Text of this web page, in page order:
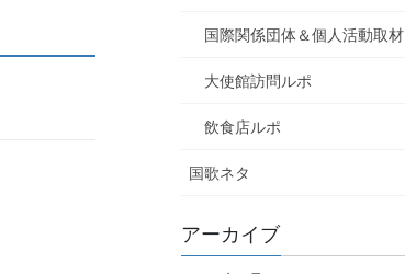
国際関係団体＆個人活動取材
大使館訪問ルポ
飲食店ルポ
国歌ネタ
アーカイブ